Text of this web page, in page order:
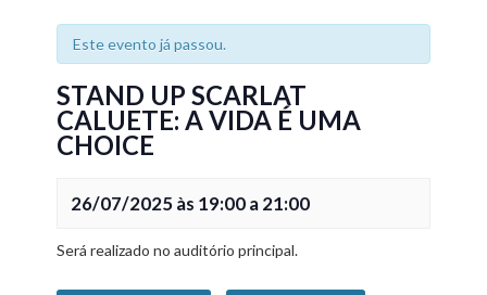
Este evento já passou.
STAND UP SCARLAT
CALUETE: A VIDA É UMA
CHOICE
26/07/2025 às 19:00a21:00
Será realizado no auditório principal.